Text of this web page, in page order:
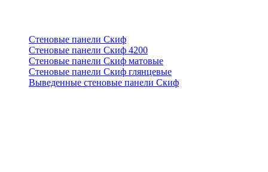
Стеновые панели Скиф
Стеновые панели Скиф 4200
Стеновые панели Скиф матовые
Стеновые панели Скиф глянцевые
Выведенные стеновые панели Скиф